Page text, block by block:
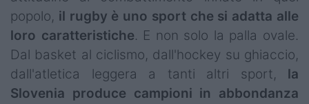
popolo, il rugby è uno sport che si adatta alle
loro caratteristiche. E non solo la palla ovale.
Dal basket al ciclismo, dall'hockey su ghiaccio,
dall'atletica leggera a tanti altri sport, la
Slovenia produce campioni in abbondanza